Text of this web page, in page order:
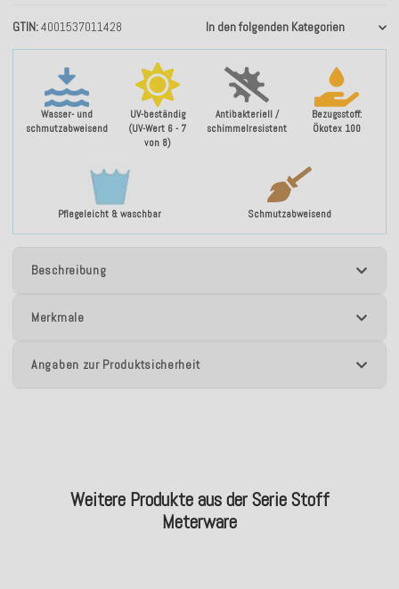
Wasser- und
schmutzabweisend
UV-beständig
(UV-Wert 6 - 7
von 8)
Antibakteriell /
schimmelresistent
Bezugsstoff:
Ökotex 100
Pflegeleicht & waschbar Schmutzabweisend
GTIN 4001537011428 In den folgenden Kategorien
Beschreibung
Merkmale
Angaben zur Produktsicherheit
Weitere Produkte aus der Serie Stoff
Meterware